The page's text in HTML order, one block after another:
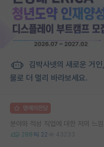
김박사넷의 새로운 거
물로 더 멀리 바라보세요.
명예의전당
분야와 적성 직업에 대한 저의 느
288 22 43233